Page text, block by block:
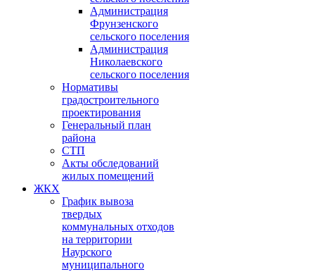
Администрация
Фрунзенского
сельского поселения
Администрация
Николаевского
сельского поселения
Нормативы
градостроительного
проектирования
Генеральный план
района
СТП
Акты обследований
жилых помещений
ЖКХ
График вывоза
твердых
коммунальных отходов
на территории
Наурского
муниципального